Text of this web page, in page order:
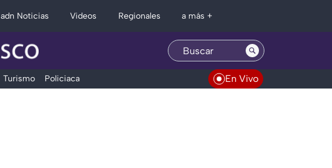
adn Noticias Videos Regionales a más +
Turismo Policiaca En Vivo